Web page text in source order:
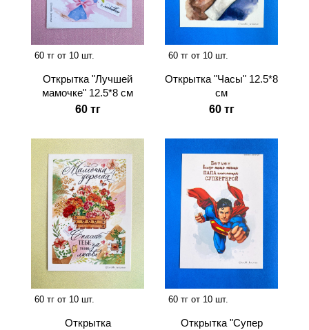
60 тг от 10 шт.
Открытка "Лучшей
мамочке" 12.5*8 см
60 тг
60 тг от 10 шт.
Открытка "Часы" 12.5*8
см
60 тг
60 тг от 10 шт.
Открытка
60 тг от 10 шт.
Открытка "Супер